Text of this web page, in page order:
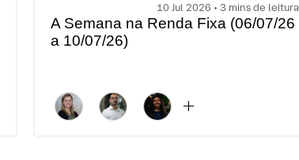
10 Jul 2026 • 3 mins de leitura
A Semana na Renda Fixa (06/07/26
a 10/07/26)